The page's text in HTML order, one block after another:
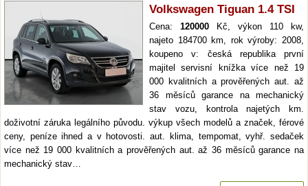
Volkswagen Tiguan 1.4 TSI
Cena: 120000 Kč, výkon 110 kw,
najeto 184700 km, rok výroby: 2008,
koupeno v: česká republika první
majitel servisní knížka více než 19
000 kvalitních a prověřených aut. až
36 měsíců garance na mechanický
stav vozu, kontrola najetých km.
doživotní záruka legálního původu. výkup všech modelů a značek, férové
ceny, peníze ihned a v hotovosti. aut. klima, tempomat, vyhř. sedaček
více než 19 000 kvalitních a prověřených aut. až 36 měsíců garance na
mechanický stav…